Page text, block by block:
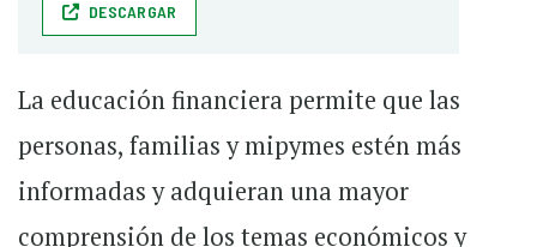
DESCARGAR
La educación financiera permite que las
personas, familias y mipymes estén más
informadas y adquieran una mayor
comprensión de los temas económicos y